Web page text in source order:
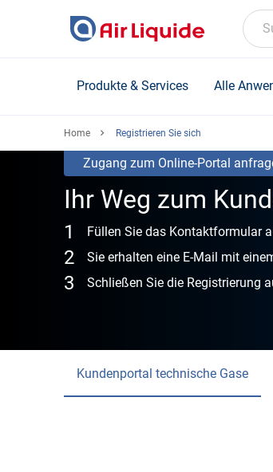
Produkte & Services Alle
Home Registrieren Sie sich
Zugang zum Online-Portal
Ihr Weg zum
Füllen Sie das Kontaktformular
Sie erhalten eine E-Mail mit
Schließen Sie die Registrierung
Kundenportal technische Gase